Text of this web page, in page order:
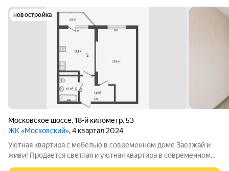
новостройка
Московское шоссе,18-й километр,53
ЖК «Московский», 4 квартал 2024
Уютная квартира с мебелью в современном доме Заезжай и
живи! Продается светлая и уютная квартира в современном